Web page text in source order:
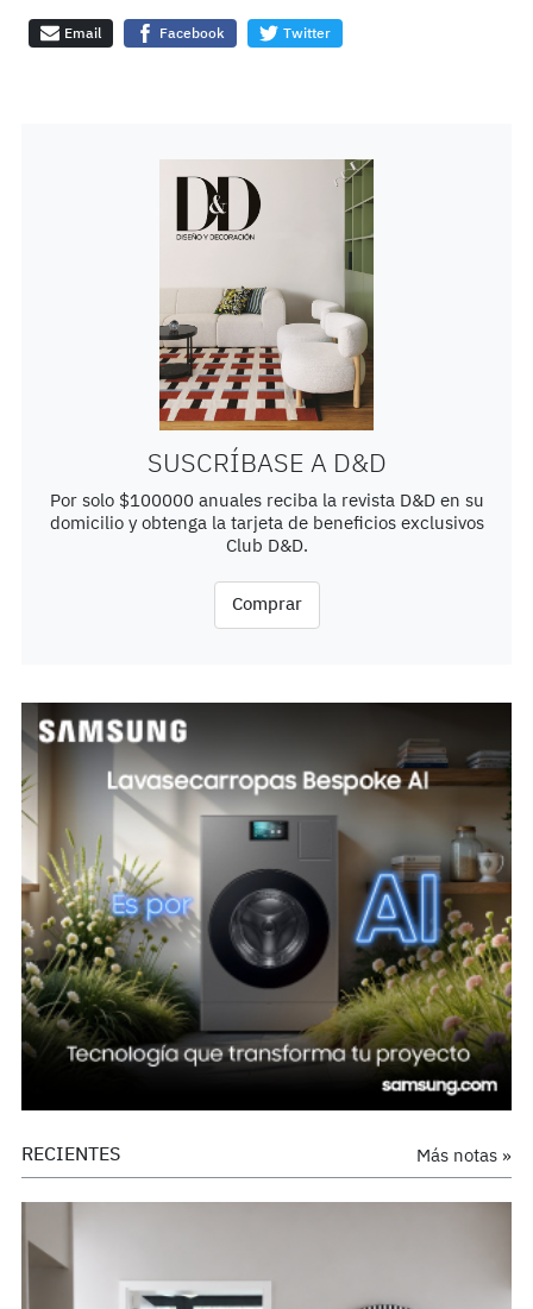
Email Facebook Twitter
SUSCRÍBASE A D&D
Por solo $100000 anuales reciba la revista D&D en su
domicilio y obtenga la tarjeta de beneficios exclusivos
Club D&D.
Comprar
Más notas »
RECIENTES